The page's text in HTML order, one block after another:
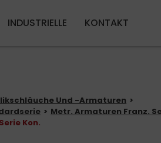
INDUSTRIELLE KONTAKT
Und -Armaturen
Metr. Armaturen Franz.
Kon.